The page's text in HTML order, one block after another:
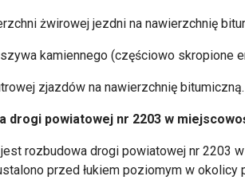
żwirowej jezdni na nawierzchnię
kamiennego (częściowo skropione
zjazdów na nawierzchnię bitumiczną.
drogi powiatowej nr 2203 w
rozbudowa drogi powiatowej nr 2203
przed łukiem poziomym w okolicy